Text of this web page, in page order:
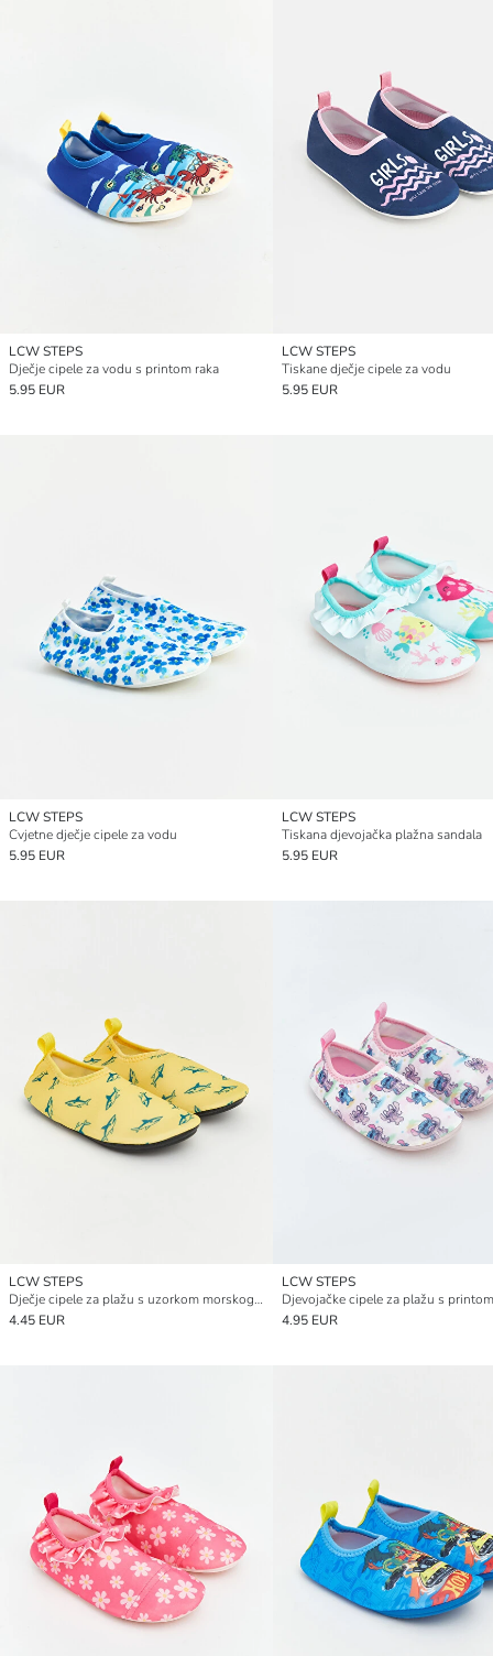
LCW STEPS
Dječje cipele za vodu s printom raka
5.95 EUR
LCW STEPS
Tiskane dječje cipele za vodu
5.95 EUR
LCW STEPS
Cvjetne dječje cipele za vodu
5.95 EUR
LCW STEPS
Tiskana djevojačka plažna sandala
5.95 EUR
LCW STEPS
Dječje cipele za plažu s uzorkom morskog psa
4.45 EUR
LCW STEPS
4.95 EUR